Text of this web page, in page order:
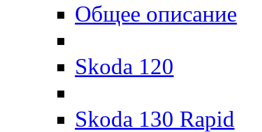
Общее описание
Skoda 120
Skoda 130 Rapid